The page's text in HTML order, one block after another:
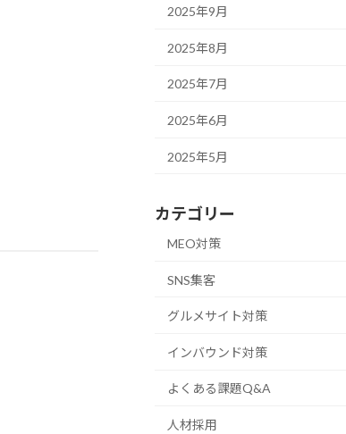
2025年9月
2025年8月
2025年7月
2025年6月
2025年5月
カテゴリー
MEO対策
SNS集客
グルメサイト対策
インバウンド対策
よくある課題Q&A
人材採用